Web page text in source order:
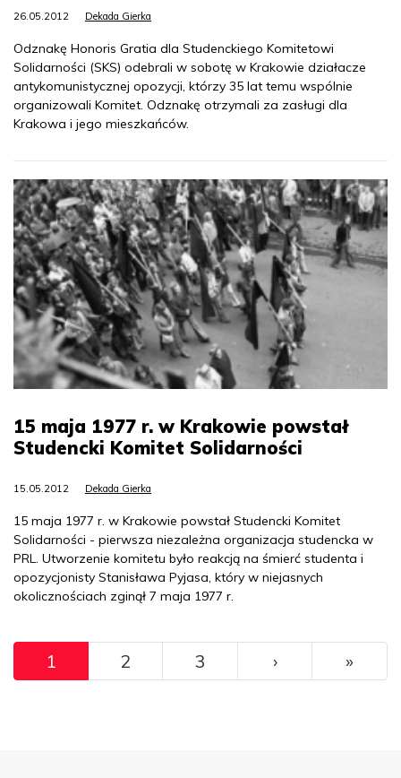
26.05.2012 Dekada Gierka
Odznakę Honoris Gratia dla Studenckiego Komitetowi
Solidarności (SKS) odebrali w sobotę w Krakowie działacze
antykomunistycznej opozycji, którzy 35 lat temu wspólnie
organizowali Komitet. Odznakę otrzymali za zasługi dla
Krakowa i jego mieszkańców.
15 maja 1977 r. w Krakowie powstał
Studencki Komitet Solidarności
15.05.2012 Dekada Gierka
15 maja 1977 r. w Krakowie powstał Studencki Komitet
Solidarności - pierwsza niezależna organizacja studencka w
PRL. Utworzenie komitetu było reakcją na śmierć studenta i
opozycjonisty Stanisława Pyjasa, który w niejasnych
okolicznościach zginął 7 maja 1977 r.
Pagination
1 2 3 ››› »